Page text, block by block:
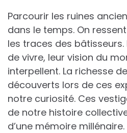
Parcourir les ruines
dans le temps. On
les traces des bâtisseurs.
de vivre, leur vision du
interpellent. La richesse
découverts lors de ces
notre curiosité. Ces
de notre histoire
d’une mémoire millénaire.